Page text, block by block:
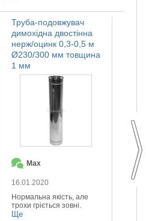
Труба-подовжувач
димохідна двостінна
нерж/оцинк 0,3-0,5 м
Ø230/300 мм товщина
1 мм
Max
16.01.2020
Нормальна якість, але
трохи гріється зовні.
Ще